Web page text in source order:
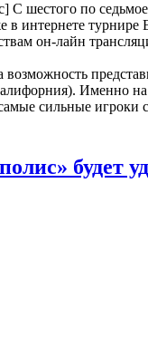
С шестого по
интернете
он-лайн
возможность
Именно на
сильные игроки
будет